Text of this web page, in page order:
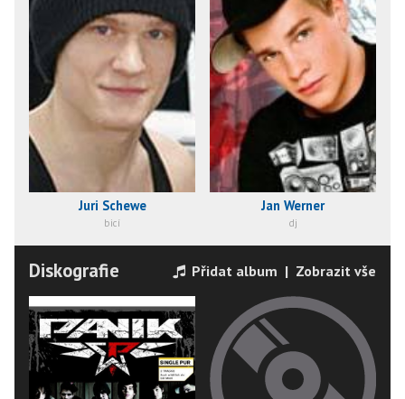
Juri Schewe
bicí
Jan Werner
dj
Diskografie Přidat album | Zobrazit vše